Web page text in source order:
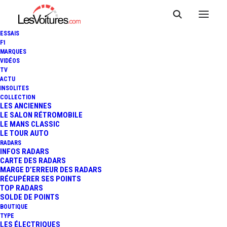
ESSAIS
F1
MARQUES
VIDÉOS
TV
ACTU
INSOLITES
COLLECTION
LES ANCIENNES
LE SALON RÉTROMOBILE
LE MANS CLASSIC
LE TOUR AUTO
RADARS
INFOS RADARS
CARTE DES RADARS
MARGE D’ERREUR DES RADARS
RÉCUPÉRER SES POINTS
TOP RADARS
SOLDE DE POINTS
BOUTIQUE
TYPE
LES ÉLECTRIQUES
25 avril 2021
FORMULA E – E-PRIX DE